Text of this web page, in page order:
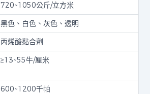
720~1050公斤/立方米
黑色、白色、灰色、透明
丙烯酸黏合劑
≥13~55牛/厘米
600~1200千帕